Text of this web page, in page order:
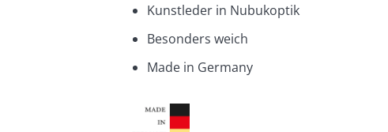
Kunstleder in Nubukoptik
Besonders weich
Made in Germany